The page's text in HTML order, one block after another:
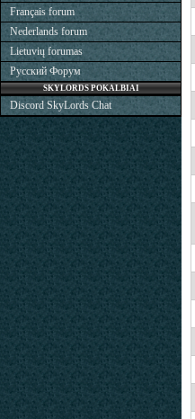
Français forum
Nederlands forum
Lietuvių forumas
Русский Форум
SKYLORDS POKALBIAI
Discord SkyLords Chat